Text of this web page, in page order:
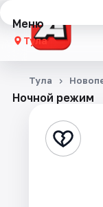
Меню
Тула
Концерты
Стендап
Ночной режим
Тула